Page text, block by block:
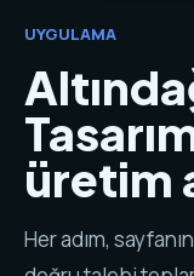
UYGULAMA
üretim
Her adım,